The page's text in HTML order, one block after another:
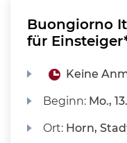
Buongiorno
für
Keine
Beginn: Mo.,
Ort: Horn,